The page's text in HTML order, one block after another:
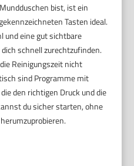
bist, ist ein
Tasten ideal.
und eine gut sichtbare
schnell zurechtzufinden.
Reinigungszeit nicht
sind Programme mit
den richtigen Druck und die
du sicher starten, ohne